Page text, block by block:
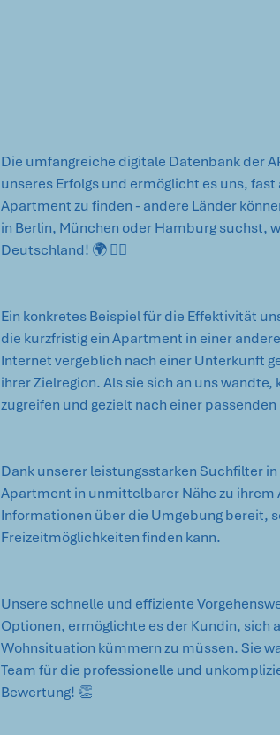
Die umfangreiche digitale Datenbank der
unseres Erfolgs und ermöglicht es uns,
Apartment zu finden - andere Länder
in Berlin, München oder Hamburg suchst,
Deutschland! 🌍 🦸‍♀️
Ein konkretes Beispiel für die Effektivität
die kurzfristig ein Apartment in einer
Internet vergeblich nach einer Unterkunft
ihrer Zielregion. Als sie sich an uns
zugreifen und gezielt nach einer passenden
Dank unserer leistungsstarken Suchfilter
Apartment in unmittelbarer Nähe zu
Informationen über die Umgebung bereit,
Freizeitmöglichkeiten finden kann.
Unsere schnelle und effiziente
Optionen, ermöglichte es der Kundin, sich
Wohnsituation kümmern zu müssen. Sie
Team für die professionelle und
Bewertung! 👏